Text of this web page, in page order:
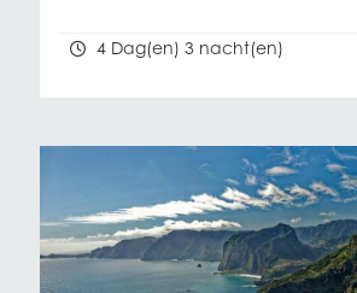
4 Dag(en) 3 nacht(en)